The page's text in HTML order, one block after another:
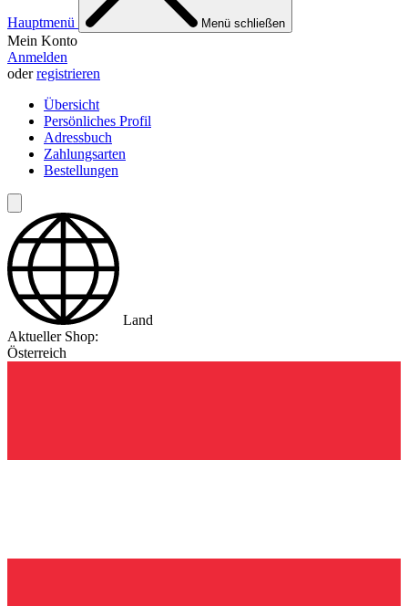
Hauptmenü Menü schließen
Mein Konto
Anmelden
oderregistrieren
Übersicht
Persönliches Profil
Adressbuch
Zahlungsarten
Bestellungen
Land
Aktueller Shop:
Österreich